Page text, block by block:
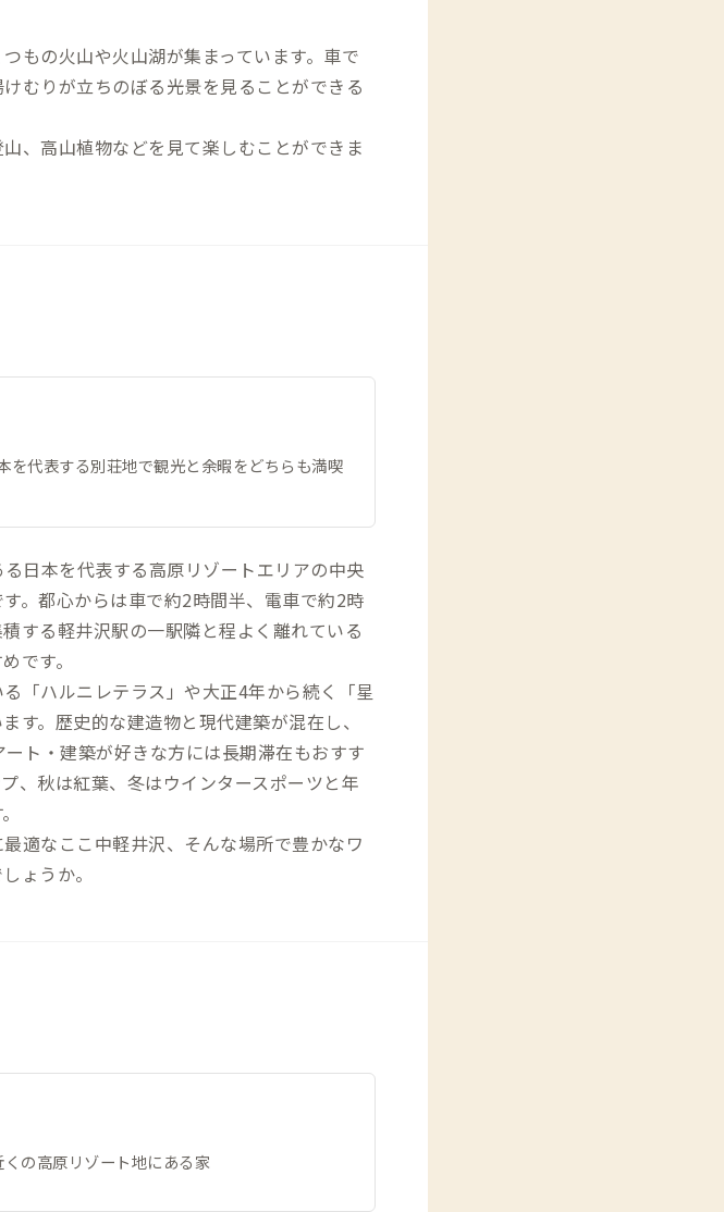
もの火山や火山湖が集まっています。車で
むりが立ちのぼる光景を見ることができる
、高山植物などを見て楽しむことができま
を代表する別荘地で観光と余暇をどちらも満喫
日本を代表する高原リゾートエリアの中央
。都心からは車で約2時間半、電車で約2時
する軽井沢駅の一駅隣と程よく離れている
です。
「ハルニレテラス」や大正4年から続く「星
す。歴史的な建造物と現代建築が混在し、
ト・建築が好きな方には長期滞在もおすす
、秋は紅葉、冬はウインタースポーツと年
適なここ中軽井沢、そんな場所で豊かなワ
ょうか。
くの高原リゾート地にある家